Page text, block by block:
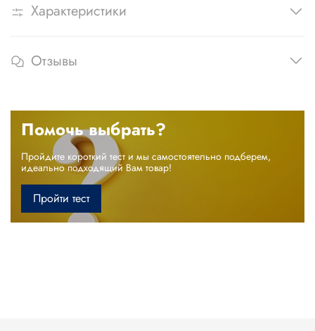
Характеристики
Отзывы
Помочь выбрать?
Пройдите короткий тест и мы самостоятельно подберем,
идеально подходящий Вам товар!
Пройти тест